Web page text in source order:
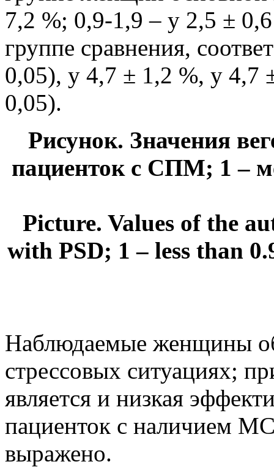
7,2 %; 0,9-1,9 – у 2,5 ±
группе сравнения,
0,05), у 4,7 ± 1,2 %, у 4,7
0,05).
Рисунок. Значения
пациенток с СПМ; 1 –
Picture. Values of the
with PSD; 1 – less than
Наблюдаемые женщины
стрессовых ситуациях;
является и низкая
пациенток с наличием МС
выражено.